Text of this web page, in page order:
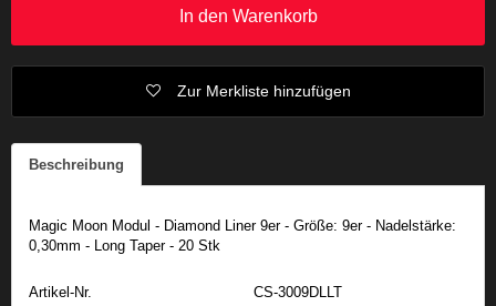
In den Warenkorb
Zur Merkliste hinzufügen
Beschreibung
Magic Moon Modul - Diamond Liner 9er - Größe: 9er - Nadelstärke:
0,30mm - Long Taper - 20 Stk
Artikel-Nr.
CS-3009DLLT